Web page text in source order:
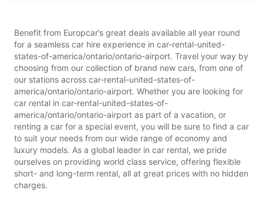
Benefit from Europcar’s great deals available all year round
for a seamless car hire experience in car-rental-united-
states-of-america/ontario/ontario-airport. Travel your way by
choosing from our collection of brand new cars, from one of
our stations across car-rental-united-states-of-
america/ontario/ontario-airport. Whether you are looking for
car rental in car-rental-united-states-of-
america/ontario/ontario-airport as part of a vacation, or
renting a car for a special event, you will be sure to find a car
to suit your needs from our wide range of economy and
luxury models. As a global leader in car rental, we pride
ourselves on providing world class service, offering flexible
short- and long-term rental, all at great prices with no hidden
charges.